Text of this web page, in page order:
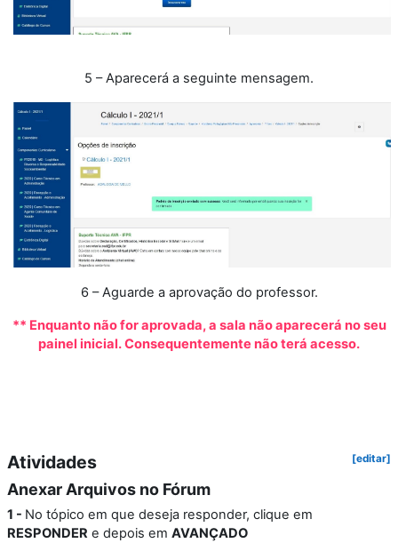
5 – Aparecerá a seguinte mensagem.
6 – Aguarde a aprovação do professor.
** Enquanto não for aprovada, a sala não aparecerá no seu
painel inicial. Consequentemente não terá acesso.
Atividades [editar]
Anexar Arquivos no Fórum
1 - No tópico em que deseja responder, clique em
RESPONDER e depois em AVANÇADO